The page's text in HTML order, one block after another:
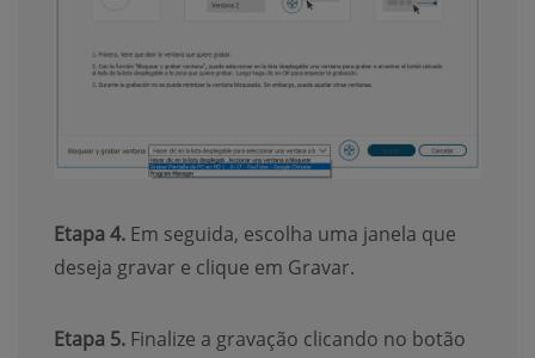
Etapa 4. Em seguida, escolha uma janela que
deseja gravar e clique em Gravar.
Etapa 5. Finalize a gravação clicando no botão